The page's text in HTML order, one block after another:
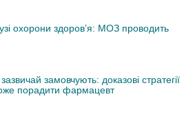
охорони здоров’я: МОЗ проводить
замовчують: доказові стратегії
порадити фармацевт